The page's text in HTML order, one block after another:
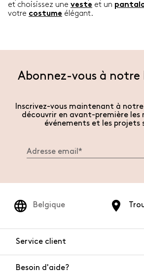
et choisissez une veste et un
votre costume élégant.
Abonnez-vous à notre
Inscrivez-vous maintenant à
découvrir en avant-première les
événements et les projets
Belgique
Service client
Besoin d'aide?